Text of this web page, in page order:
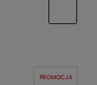
PROMOCJA